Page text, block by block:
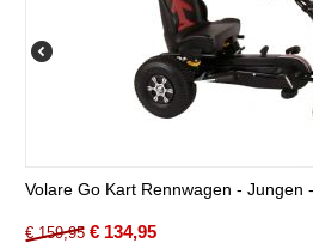
Volare Go Kart Rennwagen - Jungen
€159,95 € 134,95